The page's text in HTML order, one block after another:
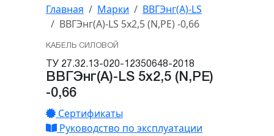
Главная Марки
ВВГЭнг(А)-LS
ВВГЭнг(А)-LS 5х2,5 (N,PE) -0,66
КАБЕЛЬ СИЛОВОЙ
ТУ 27.32.13-020-12350648-2018
ВВГЭнг(А)-LS 5х2,5 (N,PE)
-0,66
Сертификаты
Руководство по эксплуатации